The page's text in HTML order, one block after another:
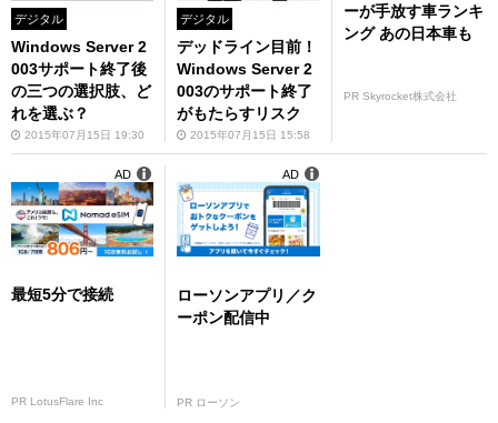
デジタル
Windows Server 2
003サポート終了後
の三つの選択肢、ど
れを選ぶ？
2015年07月15日 19:30
デジタル
デッドライン目前！
Windows Server 2
003のサポート終了
がもたらすリスク
2015年07月15日 15:58
ーが手放す車ランキ
ング あの日本車も
PR Skyrocket株式会社
最短5分で接続
PR LotusFlare Inc
AD
ローソンアプリ／ク
ーポン配信中
PR ローソン
AD